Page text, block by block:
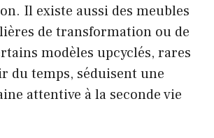
Il existe aussi des meubles
de transformation ou de
modèles upcyclés, rares
du temps, séduisent une
attentive à la seconde vie